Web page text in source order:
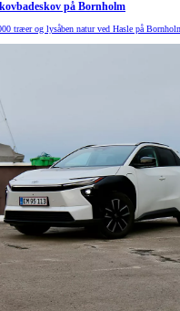
på Bornholm
træer og lysåben natur ved Hasle på